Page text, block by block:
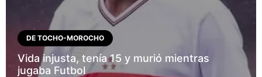
DE TOCHO-MOROCHO
Vida injusta, tenía 15 y murió mientras
jugaba Futbol